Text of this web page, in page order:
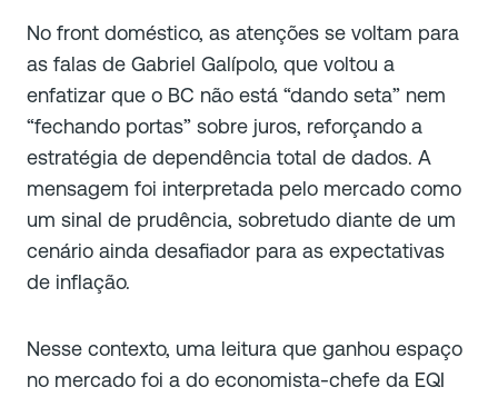
No front doméstico, as atenções se voltam para
as falas de Gabriel Galípolo, que voltou a
enfatizar que o BC não está “dando seta” nem
“fechando portas” sobre juros, reforçando a
estratégia de dependência total de dados. A
mensagem foi interpretada pelo mercado como
um sinal de prudência, sobretudo diante de um
cenário ainda desafiador para as expectativas
de inflação.
Nesse contexto, uma leitura que ganhou espaço
no mercado foi a do economista-chefe da EQI